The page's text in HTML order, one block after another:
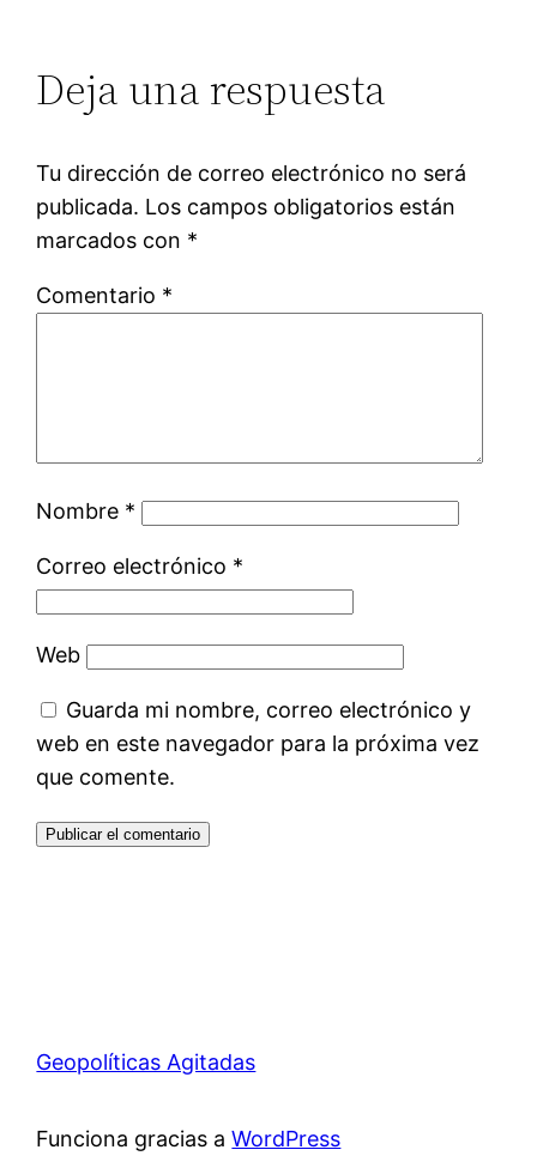
Deja una respuesta
Tu dirección de correo electrónico no será
publicada. Los campos obligatorios están
marcados con *
Comentario *
Nombre *
Correo electrónico *
Web
Guarda mi nombre, correo electrónico y
web en este navegador para la próxima vez
que comente.
Geopolíticas Agitadas
Funciona gracias aWordPress